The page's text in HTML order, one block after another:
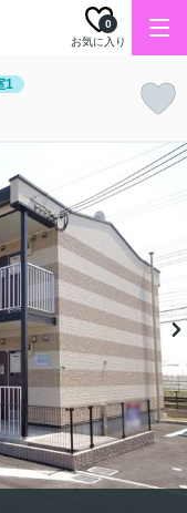
お気に入り
0
1